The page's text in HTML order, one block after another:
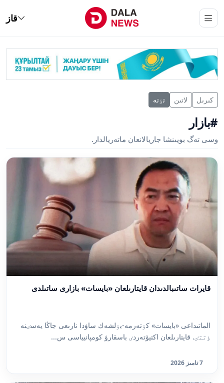
قاز
كىرىل لاتىن تٶتە
#بازار
وسى تەگ بويىنشا جاريالانعان ماتەريالدار.
قايرات ساتىبالدىدان قايتارىلعان «بايسات» بازارى ساتىلدى
الماتىداعى «بايسات» كٶتەرمە-بٶلشەك ساۋدا نارىعى جاڭا يەسٸنە
ٶتتٸ. قايتارىلعان اكتيۆتەردٸ باسقارۋ كومپانيياسى س...
7 تامىز 2026